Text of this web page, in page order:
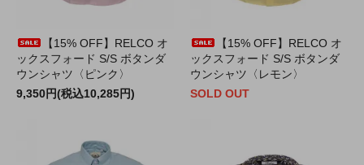
【15% OFF】RELCO オ
ックスフォード S/S ボタンダ
ウンシャツ〈ピンク〉
9,350円(税込10,285円)
【15% OFF】RELCO オ
ックスフォード S/S ボタンダ
ウンシャツ〈レモン〉
SOLD OUT